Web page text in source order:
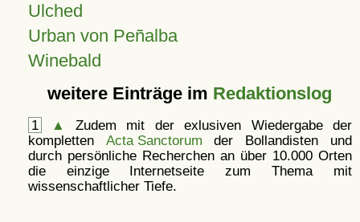
Ulched
Urban von Peñalba
Winebald
weitere Einträge im Redaktionslog
1 ▲
Zudem mit der exlusiven Wiedergabe der
kompletten Acta Sanctorum der Bollandisten und
durch persönliche Recherchen an über 10.000 Orten
die einzige Internetseite zum Thema mit
wissenschaftlicher Tiefe.